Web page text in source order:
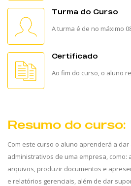
Turma do Curso
A turma é de no máximo
Certificado
Ao fim do curso, o aluno
Resumo do curso:
Com este curso o aluno aprenderá a
administrativos de uma empresa, como:
arquivos, produzir documentos e
e relatórios gerenciais, além de dar